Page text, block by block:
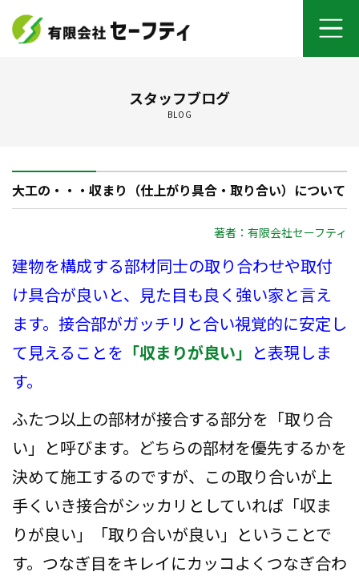
セーフティについて
ご契約までの流れ
お客さまの声
会社案内
プライバシーポリシー
お問い合わせ
施工事例
お知らせ
スタッフブログ
BLOG
大工の・・・収まり（仕上がり具合・取り合い）について
著者：有限会社セーフティ
建物を構成する部材同士の取り合わせや取付
け具合が良いと、見た目も良く強い家と言え
ます。接合部がガッチリと合い視覚的に安定し
て見えることを 「収まりが良い」 と表現しま
す。
ふたつ以上の部材が接合する部分を「取り合
い」と呼びます。どちらの部材を優先するかを
決めて施工するのですが、この取り合いが上
手くいき接合がシッカリとしていれば「収ま
りが良い」「取り合いが良い」ということで
す。つなぎ目をキレイにカッコよくつなぎ合わ